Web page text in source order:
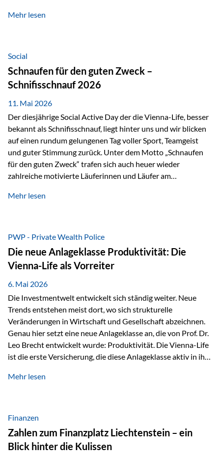
Marktbewegungen stehen im Fokus, sondern die
innerhalb der Private Wealth Police der Vienna-Life steht
der Oculus Value Capital Fund für einen langfristig
orientierten Value-Investing-Ansatz mit Fokus auf
fundamentale Unternehmensanalyse und nachhaltige
Wertentwicklung. Der Investmentansatz: Value Investing
mit Weitblick Im Zentrum steht ein…
Mehr lesen
Social
Schnaufen für den guten Zweck –
Schnifisschnauf 2026
11. Mai 2026
Der diesjährige Social Active Day der die Vienna-Life, besser
bekannt als Schnifisschnauf, liegt hinter uns und wir blicken
auf einen rundum gelungenen Tag voller Sport, Teamgeist
und guter Stimmung zurück. Unter dem Motto „Schnaufen
für den guten Zweck“ trafen sich auch heuer wieder
zahlreiche motivierte Läuferinnen und Läufer am
Höchstleistungen für einen guten Zweck zu erbringen. Mit
Mäder gesammelt werden konnten. Die anspruchsvolle
Strecke mit rund 4,8 Kilometern und 680 Höhenmetern
stellte die Teilnehmerinnen und Teilnehmer vor eine
sportliche Herausforderung. Doch…
Mehr lesen
PWP - Private Wealth Police
Die neue Anlageklasse Produktivität: Die
Vienna-Life als Vorreiter
6. Mai 2026
Die Investmentwelt entwickelt sich ständig weiter. Neue
Trends entstehen meist dort, wo sich strukturelle
Veränderungen in Wirtschaft und Gesellschaft abzeichnen.
Genau hier setzt eine neue Anlageklasse an, die von Prof. Dr.
Leo Brecht entwickelt wurde: Produktivität. Die Vienna-Life
ist die erste Versicherung, die diese Anlageklasse aktiv in ihre
Vorreiter. Warum auf das Thema Produktivität setzen? Die
Wirtschaftswachstum, verändern die Spielregeln für
Investoren. Produktivität adressiert genau diese
Herausforderungen, da wirtschaftliches Wachstum
langfristig durch Produktivitätssteigerung entsteht, also
Mehr lesen
Finanzen
Zahlen zum Finanzplatz Liechtenstein – ein
Blick hinter die Kulissen